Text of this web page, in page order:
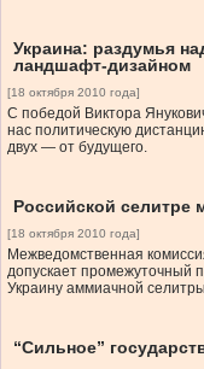
Украина: раздумья
ландшафт-дизайном
[18 октября 2010 года]
С победой Виктора
нас политическую
двух — от будущего.
Российской селитре
[18 октября 2010 года]
Межведомственная
допускает промежуточный
Украину аммиачной
“Сильное”